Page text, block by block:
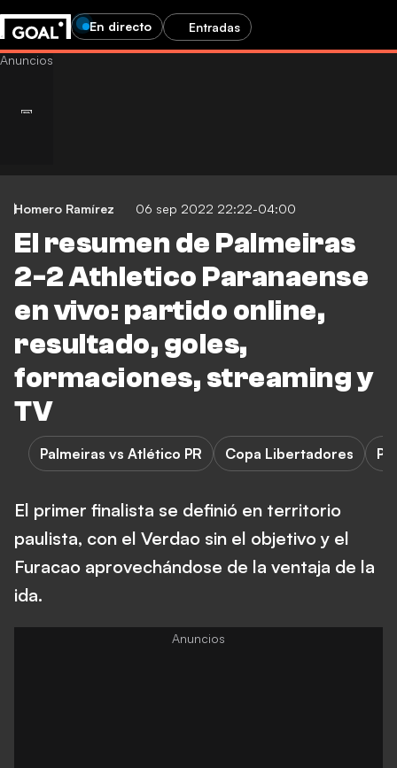
En directo Entradas
Homero Ramírez 06 sep 2022 22:22-04:00
El resumen de Palmeiras
2-2 Athletico Paranaense
en vivo: partido online,
resultado, goles,
formaciones, streaming y
TV
Palmeiras vs Atlético PR Copa Libertadores
El primer finalista se definió en territorio
paulista, con el Verdao sin el objetivo y el
Furacao aprovechándose de la ventaja de la
ida.